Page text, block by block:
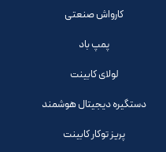
کارواش صنعتی
پمپ باد
لولای کابینت
دستگیره دیجیتال هوشمند
پریز توکار کابینت